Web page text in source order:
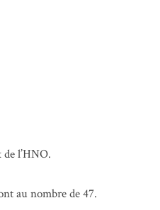
l’HNO.
au nombre de 47.